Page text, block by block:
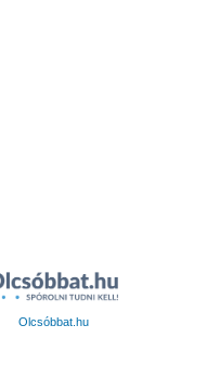
Olcsóbbat.hu